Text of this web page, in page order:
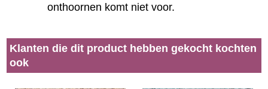
onthoornen komt niet voor.
Klanten die dit product hebben gekocht kochten
ook